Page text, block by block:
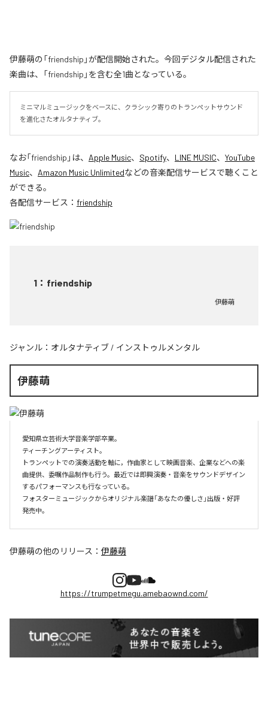
伊藤萌の「friendship」が配信開始された。今回デジタル配信された
楽曲は、「friendship」を含む全1曲となっている。
ミニマルミュージックをベースに、クラシック寄りのトランペットサウンド
を進化さたオルタナティブ。
なお「friendship 」は、 Apple Music、 Spotify、 LINE MUSIC、 YouTube
Music、 Amazon Music Unlimitedなどの音楽配信サービスで聴くこと
ができる。
各配信サービス： friendship
1 ： friendship
伊藤萌
ジャンル： オルタナティブ / インストゥルメンタル
伊藤萌
愛知県立芸術大学音楽学部卒業。
ティーチングアーティスト。
トランペットでの演奏活動を軸に，作曲家として映画音楽、企業などへの楽
曲提供、委嘱作品制作も行う。最近では即興演奏・音楽をサウンドデザイン
するパフォーマンスも行なっている。
フォスターミュージックからオリジナル楽譜「あなたの優しさ」出版・好評
伊藤萌の他のリリース： 伊藤萌
https://trumpetmegu.amebaownd.com/